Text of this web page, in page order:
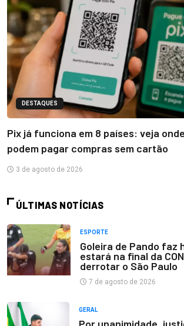
DESTAQUES
Pix já funciona em 8 países: veja
podem pagar compras sem cartão
3 de agosto de 2026
ÚLTIMAS NOTÍCIAS
ESPORTE
Goleira de Pando faz
estará na final da
derrotar o São Paulo
7 de agosto de 2026
GERAL